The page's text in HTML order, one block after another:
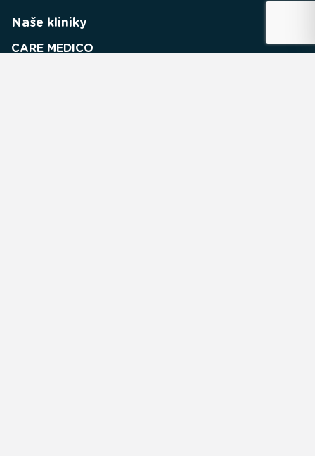
Naše kliniky
CARE MEDICO